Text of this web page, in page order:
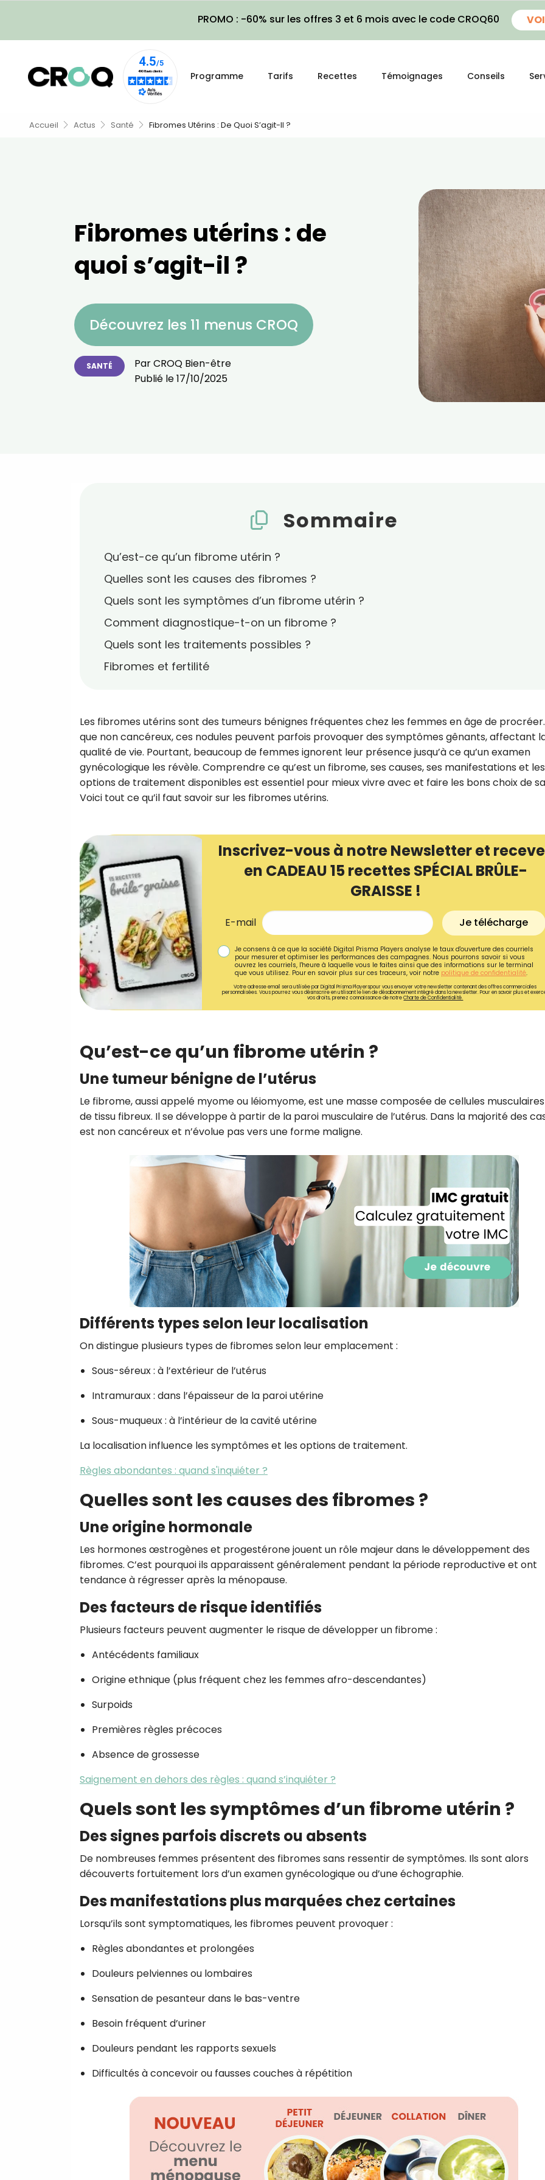
PROMO : -60% sur les offres 3 et 6 mois avec le code CROQ60
Programme Tarifs Recettes Témoignages Conseils
Accueil Actus Santé Fibromes Utérins : De Quoi S’agit-Il ?
Fibromes utérins : de
quoi s’agit-il ?
Découvrez les 11 menus CROQ
SANTÉ ParCROQ Bien-être
Publié le17/10/2025
Sommaire
Qu’est-ce qu’un fibrome utérin ?
Quelles sont les causes des fibromes ?
Quels sont les symptômes d’un fibrome utérin ?
Comment diagnostique-t-on un fibrome ?
Quels sont les traitements possibles ?
Fibromes et fertilité
Les fibromes utérins sont des tumeurs bénignes fréquentes chez les femmes en âge de
que non cancéreux, ces nodules peuvent parfois provoquer des symptômes gênants, affectant
qualité de vie. Pourtant, beaucoup de femmes ignorent leur présence jusqu’à ce qu’un examen
gynécologique les révèle. Comprendre ce qu’est un fibrome, ses causes, ses manifestations et les
options de traitement disponibles est essentiel pour mieux vivre avec et faire les bons choix de
Voici tout ce qu’il faut savoir sur les fibromes utérins.
Inscrivez-vous à notre Newsletter et
en CADEAU 15 recettes SPÉCIAL BRÛLE-
GRAISSE !
E-mail Je télécharge
Je consens à ce que la société Digital Prisma Players analyse le taux d'ouverture des courriels
pour mesurer et optimiser les performances des campagnes. Nous pourrons savoir si vous
ouvrez les courriels, l'heure à laquelle vous le faites ainsi que des informations sur le terminal
que vous utilisez. Pour en savoir plus sur ces traceurs, voir notre politique de confidentialité.
Votre adresse email sera utilisée par Digital Prisma Playerspour vous envoyer votre newsletter contenant des offres commerciales
personnalisées. Vous pourrez vous désinscrire en utilisant le lien de désabonnement intégré dans la newsletter. Pour en savoir plus et
vos droits, prenez connaissance de notreCharte de Confidentialité.
Qu’est-ce qu’un fibrome utérin ?
Une tumeur bénigne de l’utérus
Le fibrome, aussi appelé myome ou léiomyome, est une masse composée de cellules
de tissu fibreux. Il se développe à partir de la paroi musculaire de l’utérus. Dans la majorité des
est non cancéreux et n’évolue pas vers une forme maligne.
Différents types selon leur localisation
On distingue plusieurs types de fibromes selon leur emplacement :
Sous-séreux : à l’extérieur de l’utérus
Intramuraux : dans l’épaisseur de la paroi utérine
Sous-muqueux : à l’intérieur de la cavité utérine
La localisation influence les symptômes et les options de traitement.
Règles abondantes : quand s'inquiéter ?
Quelles sont les causes des fibromes ?
Une origine hormonale
Les hormones œstrogènes et progestérone jouent un rôle majeur dans le développement des
fibromes. C’est pourquoi ils apparaissent généralement pendant la période reproductive et ont
tendance à régresser après la ménopause.
Des facteurs de risque identifiés
Plusieurs facteurs peuvent augmenter le risque de développer un fibrome :
Antécédents familiaux
Origine ethnique (plus fréquent chez les femmes afro-descendantes)
Surpoids
Premières règles précoces
Absence de grossesse
Saignement en dehors des règles : quand s’inquiéter ?
Quels sont les symptômes d’un fibrome utérin ?
Des signes parfois discrets ou absents
De nombreuses femmes présentent des fibromes sans ressentir de symptômes. Ils sont alors
découverts fortuitement lors d’un examen gynécologique ou d’une échographie.
Des manifestations plus marquées chez certaines
Lorsqu’ils sont symptomatiques, les fibromes peuvent provoquer :
Règles abondantes et prolongées
Douleurs pelviennes ou lombaires
Sensation de pesanteur dans le bas-ventre
Besoin fréquent d’uriner
Douleurs pendant les rapports sexuels
Difficultés à concevoir ou fausses couches à répétition
CROQ.
Je consens à ce que la société
Prisma Players analyse le taux
des courriels pour mesurer et
performances des campagnes.
pourrons savoir si vous ouvrez les
l'heure à laquelle vous le faites ainsi
des informations sur le terminal que
utilisez. Pour en savoir plus sur ces
voir notre
politique de confidentialité
Je reçois mon cadeau !
Votre adresse email sera utilisée par Digital Prisma
envoyer votre newsletter contenant des offres